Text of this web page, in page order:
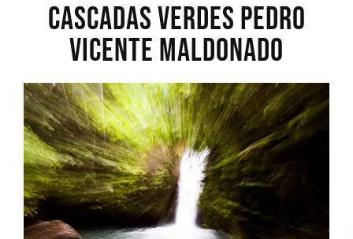
CASCADAS VERDES Pedro
Vicente Maldonado